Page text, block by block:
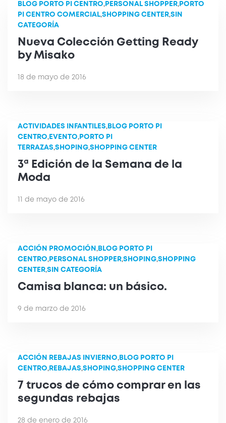
BLOG PORTO PI CENTRO, PERSONAL SHOPPER, PORTO
PI CENTRO COMERCIAL,SHOPPING CENTER,SIN
CATEGORÍA
Nueva Colección Getting Ready
by Misako
18 de mayo de 2016
ACTIVIDADES INFANTILES, BLOG PORTO PI
CENTRO, EVENTO, PORTO PI
TERRAZAS,SHOPING,SHOPPING CENTER
3ª Edición de la Semana de la
Moda
11 de mayo de 2016
ACCIÓN PROMOCIÓN , BLOG PORTO PI
CENTRO, PERSONAL SHOPPER,SHOPING,SHOPPING
CENTER,SIN CATEGORÍA
Camisa blanca: un básico.
9 de marzo de 2016
ACCIÓN REBAJAS INVIERNO, BLOG PORTO PI
CENTRO, REBAJAS,SHOPING,SHOPPING CENTER
7 trucos de cómo comprar en las
segundas rebajas
28 de enero de 2016